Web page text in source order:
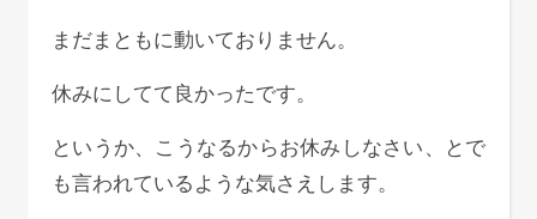
まだまともに動いておりません。
休みにしてて良かったです。
というか、こうなるからお休みしなさい、とで
も言われているような気さえします。